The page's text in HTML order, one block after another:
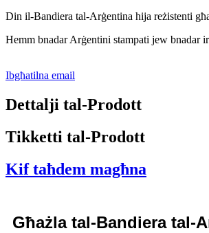
Din il-Bandiera tal-Arġentina hija reżistenti
Hemm bnadar Arġentini stampati jew bnadar
Ibgħatilna email
Dettalji tal-Prodott
Tikketti tal-Prodott
Kif taħdem magħna
Għażla tal-Bandiera tal-